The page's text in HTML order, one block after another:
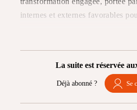
internes et externes favorables
La suite est réservée
Déjà abonné ? Se